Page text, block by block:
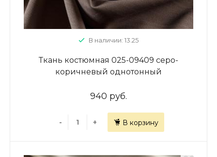
В наличии: 13.25
Ткань костюмная 025-09409 серо-
коричневый однотонный
940 руб.
- + В корзину